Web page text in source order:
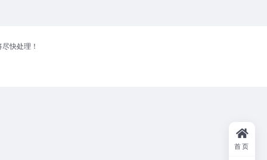
快处理！
首页